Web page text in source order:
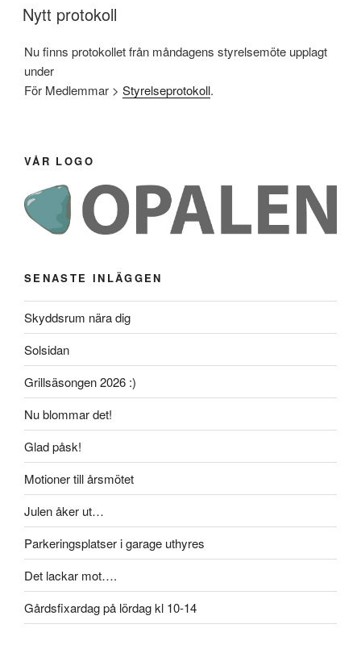
Nytt protokoll
Nu finns protokollet från måndagens styrelsemöte upplagt
under
För Medlemmar > Styrelseprotokoll.
VÅR LOGO
SENASTE INLÄGGEN
Skyddsrum nära dig
Solsidan
Grillsäsongen 2026 :)
Nu blommar det!
Glad påsk!
Motioner till årsmötet
Julen åker ut…
Parkeringsplatser i garage uthyres
Det lackar mot….
Gårdsfixardag på lördag kl 10-14